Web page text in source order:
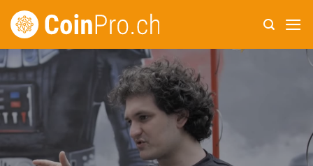
Zum
Inhalt